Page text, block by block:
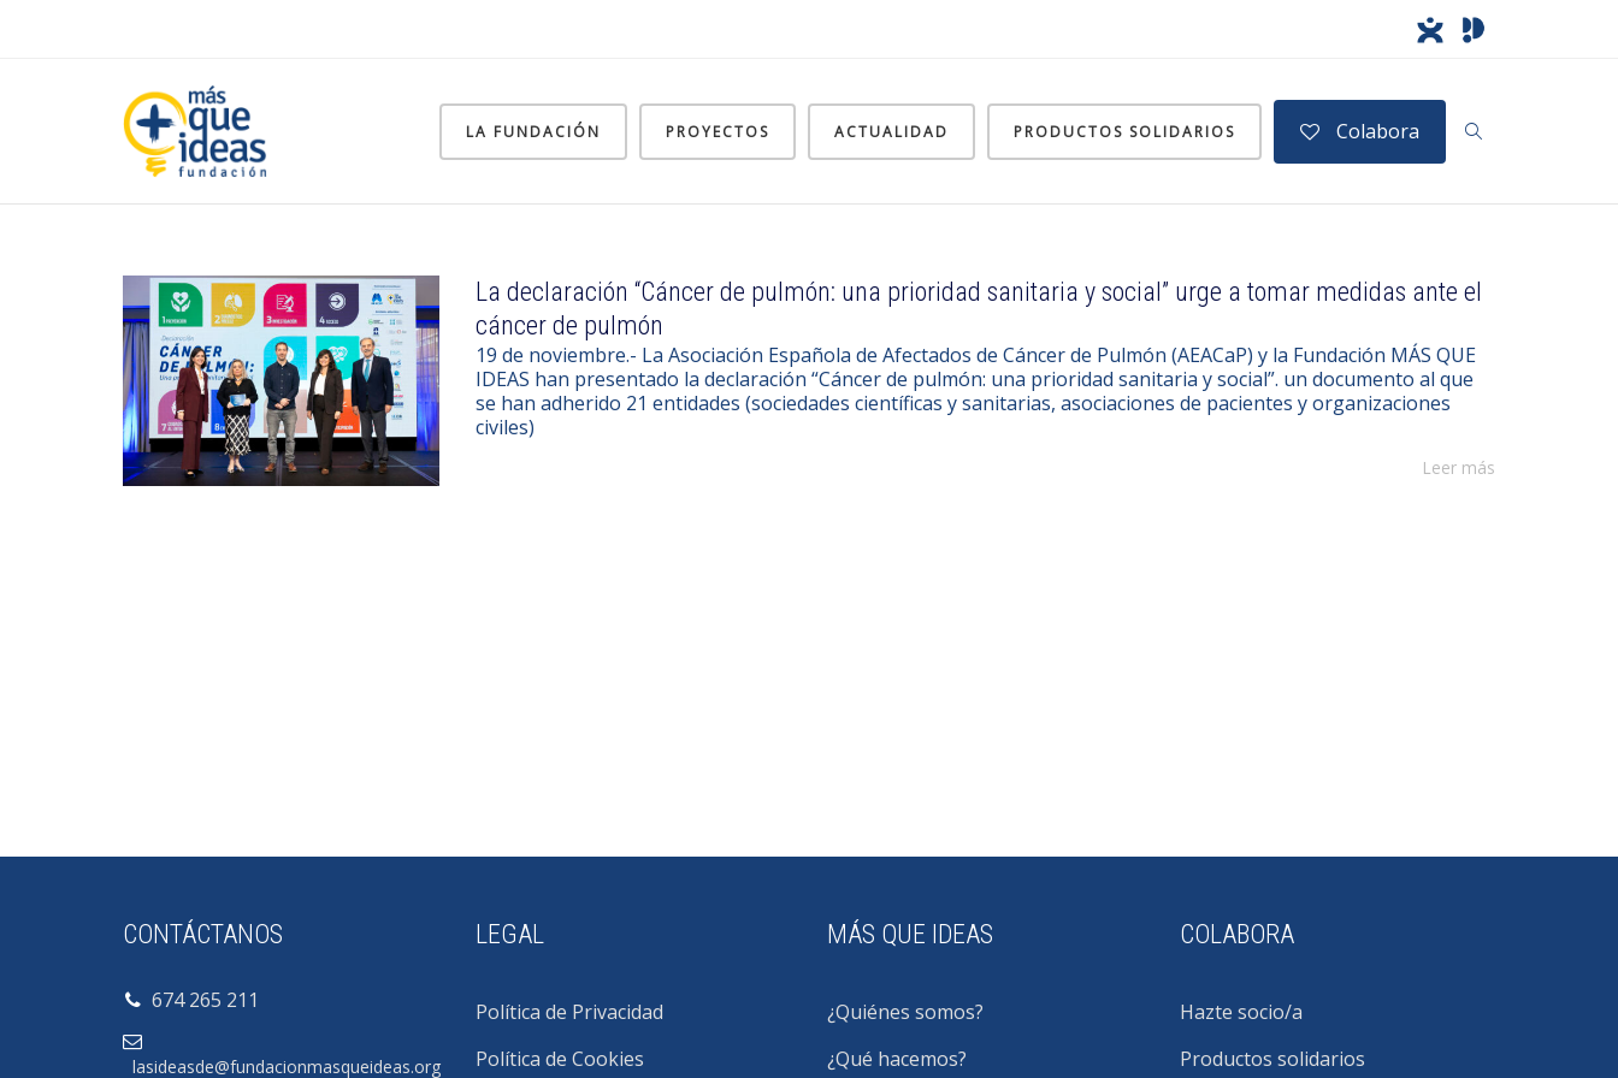
LA FUNDACIÓN PROYECTOS ACTUALIDAD PRODUCTOS SOLIDARIOS Colabora
La declaración “Cáncer de pulmón: una prioridad sanitaria y social” urge a tomar medidas ante el
cáncer de pulmón
19 de noviembre.- La Asociación Española de Afectados de Cáncer de Pulmón (AEACaP) y la Fundación MÁS QUE
IDEAS han presentado la declaración “Cáncer de pulmón: una prioridad sanitaria y social”. un documento al que
se han adherido 21 entidades (sociedades científicas y sanitarias, asociaciones de pacientes y organizaciones
civiles)
Leer más
CONTÁCTANOS
674 265 211
lasideasde@fundacionmasqueideas.org
LEGAL
Política de Privacidad
Política de Cookies
MÁS QUE IDEAS
¿Quiénes somos?
¿Qué hacemos?
COLABORA
Hazte socio/a
Productos solidarios